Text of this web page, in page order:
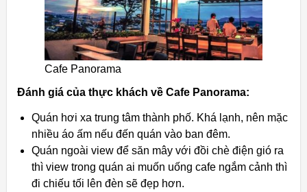
Cafe Panorama
Đánh giá của thực khách về Cafe Panorama:
Quán hơi xa trung tâm thành phố. Khá lạnh, nên mặc
nhiều áo ấm nếu đến quán vào ban đêm.
Quán ngoài view để săn mây với đồi chè điện gió ra
thì view trong quán ai muốn uống cafe ngắm cảnh thì
đi chiếu tối lên đèn sẽ đẹp hơn.